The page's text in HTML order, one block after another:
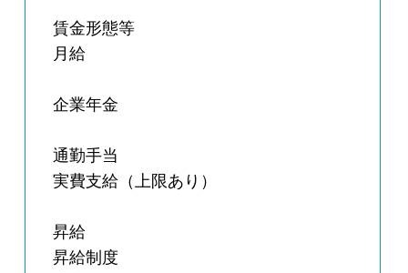
賃金形態等
月給
企業年金
通勤手当
実費支給（上限あり）
昇給
昇給制度